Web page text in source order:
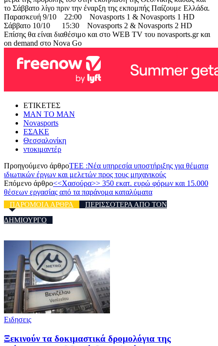
το Σάββατο λίγο πριν την έναρξη της εκπομπής Παίζουμε Ελλάδα.
Παρασκευή 9/10 22:00 Novasports 1 & Novasports 1 HD
Σάββατο 10/10 15:30 Novasports 2 & Novasports 2 HD
Επίσης θα είναι διαθέσιμο και στο WEB TV του novasports.gr και
on demand στο Nova Go
ΕΤΙΚΕΤΕΣ
MAN TO MAN
Novasports
ΕΣΑΚΕ
Θεσσαλονίκη
ντοκιμαντέρ
Προηγούμενο άρθροΤΕΕ :Νέα υπηρεσία υποστήριξης για θέματα
ιδιωτικών έργων και μελετών προς τους μηχανικούς
Επόμενο άρθρο<<Χασούρα>> 350 εκατ. ευρώ φόρων και 15.000
θέσεων εργασίας από τα παράνομα καταλύματα
ΠΑΡΟΜΟΙΑ ΑΡΘΡΑ
ΠΕΡΙΣΣΟΤΕΡΑ ΑΠΟ ΤΟΝ
ΔΗΜΙΟΥΡΓΟ
Ειδησεις
Ξεκινούν τα δοκιμαστικά δρομολόγια της